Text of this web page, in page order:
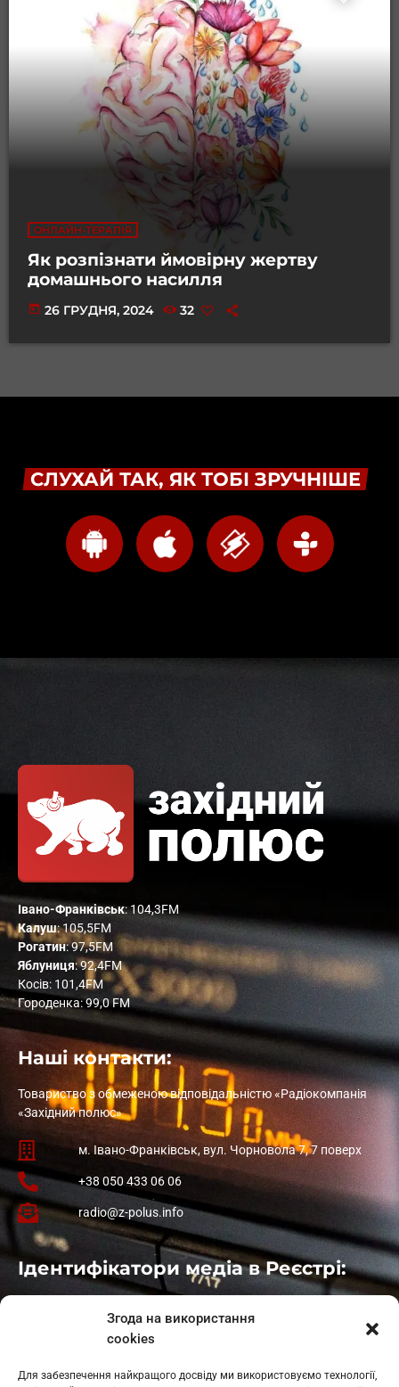
Згода на використання
cookies
Для забезпечення найкращого досвіду ми використовуємо технології,
ОНЛАЙН-ТЕРАПІЯ
Як розпізнати ймовірну жертву
домашнього насилля
today 26 ГРУДНЯ, 2024 32
СЛУХАЙ ТАК, ЯК ТОБІ ЗРУЧНІШЕ
Івано-Франківськ: 104,3FM
Калуш: 105,5FM
Рогатин: 97,5FM
Яблуниця: 92,4FM
Косів: 101,4FM
Городенка: 99,0 FM
Наші контакти:
Товариство з обмеженою відповідальністю «Радіокомпанія
«Західний полюс»
м. Івано-Франківськ, вул. Чорновола 7, 7 поверх
+38 050 433 06 06
radio@z-polus.info
Ідентифікатори медіа в Реєстрі:
: L11-01410
: L11-01801
Косів: L11-01805